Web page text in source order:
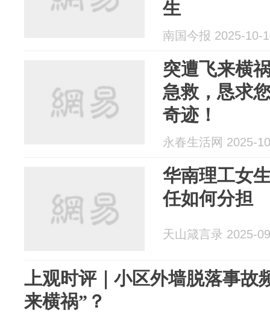
生
南国今报 2025-10-
突遭飞来横
急救，恳求
奇迹！
永春生活网 2025-
华南理工女
任如何分担
天山箴言录 2025-
上观时评｜小区外墙脱落事故
来横祸”？